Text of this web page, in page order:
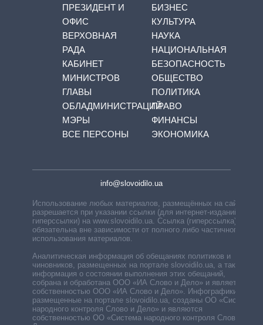
ПРЕЗИДЕНТ И
ОФИС
ВЕРХОВНАЯ
РАДА
КАБИНЕТ
МИНИСТРОВ
ГЛАВЫ
ОБЛАДМИНИСТРАЦИЙ
МЭРЫ
ВСЕ ПЕРСОНЫ
БИЗНЕС
КУЛЬТУРА
НАУКА
НАЦИОНАЛЬНАЯ
БЕЗОПАСНОСТЬ
ОБЩЕСТВО
ПОЛИТИКА
ПРАВО
ФИНАНСЫ
ЭКОНОМИКА
info@slovoidilo.ua
Использование любых материалов, размещённых на сайте,
разрешается при указании ссылки (для интернет-изданий —
гиперссылки) на www.slovoidilo.ua. Ссылка (гиперссылка)
обязательна вне зависимости от полного либо частичного
использования материалов.
Аналитическая информация об обещаниях политиков и
чиновников, размещенных на портале slovoidilo.ua, а также
информация о состоянии выполнения этих обещаний,
собрана и обработана ООО «ИА Слово и Дело» и является
собственностью ООО «ИА Слово и Дело». Инфографики,
размещенные на портале slovoidilo.ua, созданы ОО «Система
народного контроля Слово и Дело» и являются
собственностью ОО «Система народного контроля Слово и